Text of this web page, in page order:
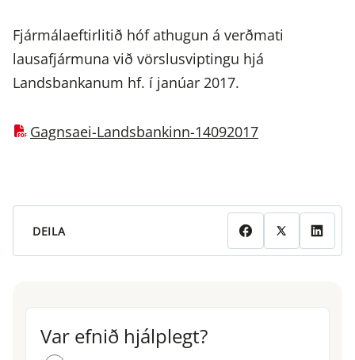
Fjármálaeftirlitið hóf athugun á verðmati
lausafjármuna við vörslusviptingu hjá
Landsbankanum hf. í janúar 2017.
Gagnsaei-Landsbankinn-14092017
DEILA
Var efnið hjálplegt?
Var efnið hjálplegt?